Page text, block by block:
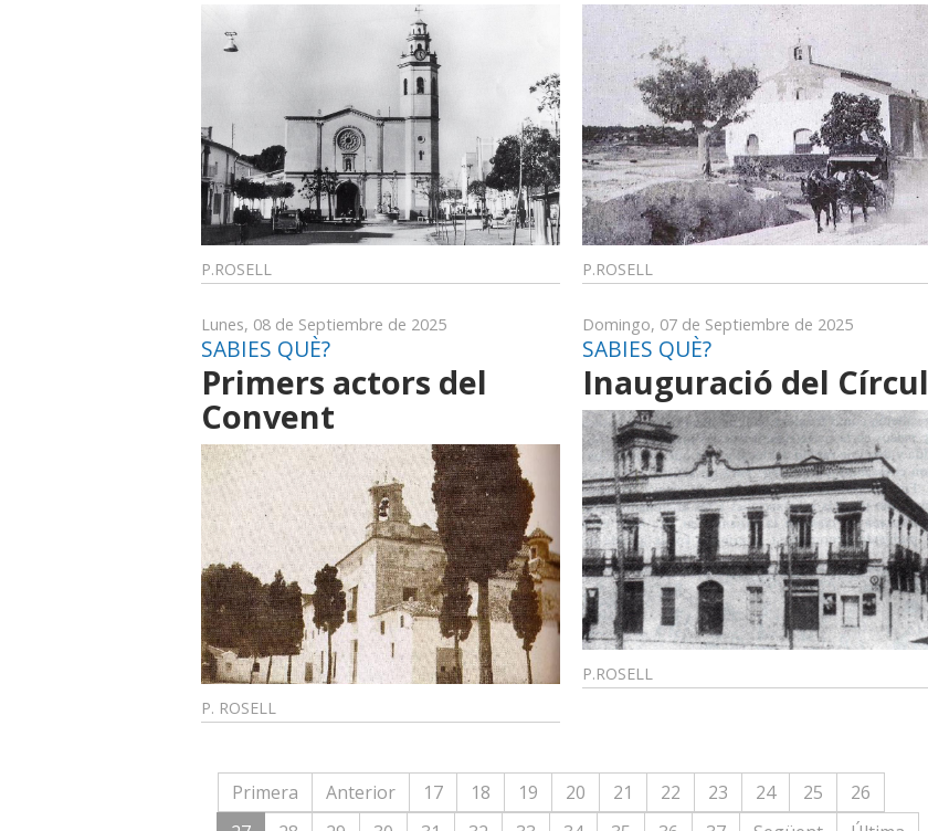
P.ROSELL
Lunes, 08 de Septiembre de 2025
SABIES QUÈ?
Primers actors del
Convent
P. ROSELL
P.ROSELL
Domingo, 07 de Septiembre de 2025
SABIES QUÈ?
Inauguració del Círcul
P.ROSELL
Primera Anterior 17 18 19 20 21 22 23 24 25
26